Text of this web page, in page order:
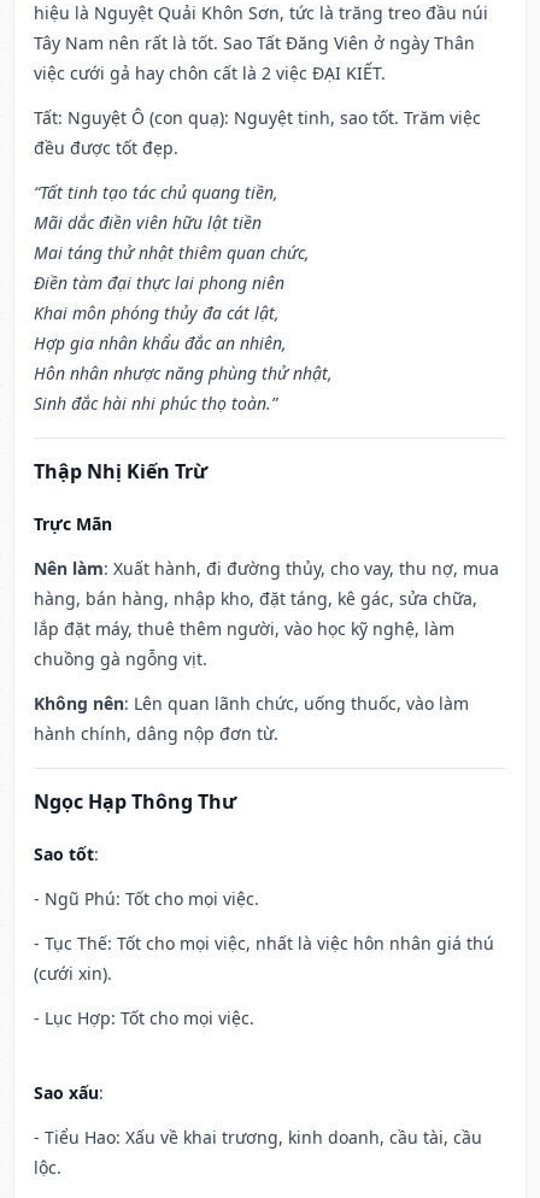
hiệu là Nguyệt Quải Khôn Sơn, tức là trăng treo đầu núi
Tây Nam nên rất là tốt. Sao Tất Đăng Viên ở ngày Thân
việc cưới gả hay chôn cất là 2 việc ĐẠI KIẾT.
Tất: Nguyệt Ô (con quạ): Nguyệt tinh, sao tốt. Trăm việc
đều được tốt đẹp.
“Tất tinh tạo tác chủ quang tiền,
Mãi dắc điền viên hữu lật tiền
Mai táng thử nhật thiêm quan chức,
Điền tàm đại thực lai phong niên
Khai môn phóng thủy đa cát lật,
Hợp gia nhân khẩu đắc an nhiên,
Hôn nhân nhược năng phùng thử nhật,
Sinh đắc hài nhi phúc thọ toàn.”
Thập Nhị Kiến Trừ
Trực Mãn
Nên làm: Xuất hành, đi đường thủy, cho vay, thu nợ, mua
hàng, bán hàng, nhập kho, đặt táng, kê gác, sửa chữa,
lắp đặt máy, thuê thêm người, vào học kỹ nghệ, làm
chuồng gà ngỗng vịt.
Không nên: Lên quan lãnh chức, uống thuốc, vào làm
hành chính, dâng nộp đơn từ.
Ngọc Hạp Thông Thư
Sao tốt:
- Ngũ Phú: Tốt cho mọi việc.
- Tục Thế: Tốt cho mọi việc, nhất là việc hôn nhân giá thú
(cưới xin).
- Lục Hợp: Tốt cho mọi việc.
Sao xấu:
- Tiểu Hao: Xấu về khai trương, kinh doanh, cầu tài, cầu
lộc.